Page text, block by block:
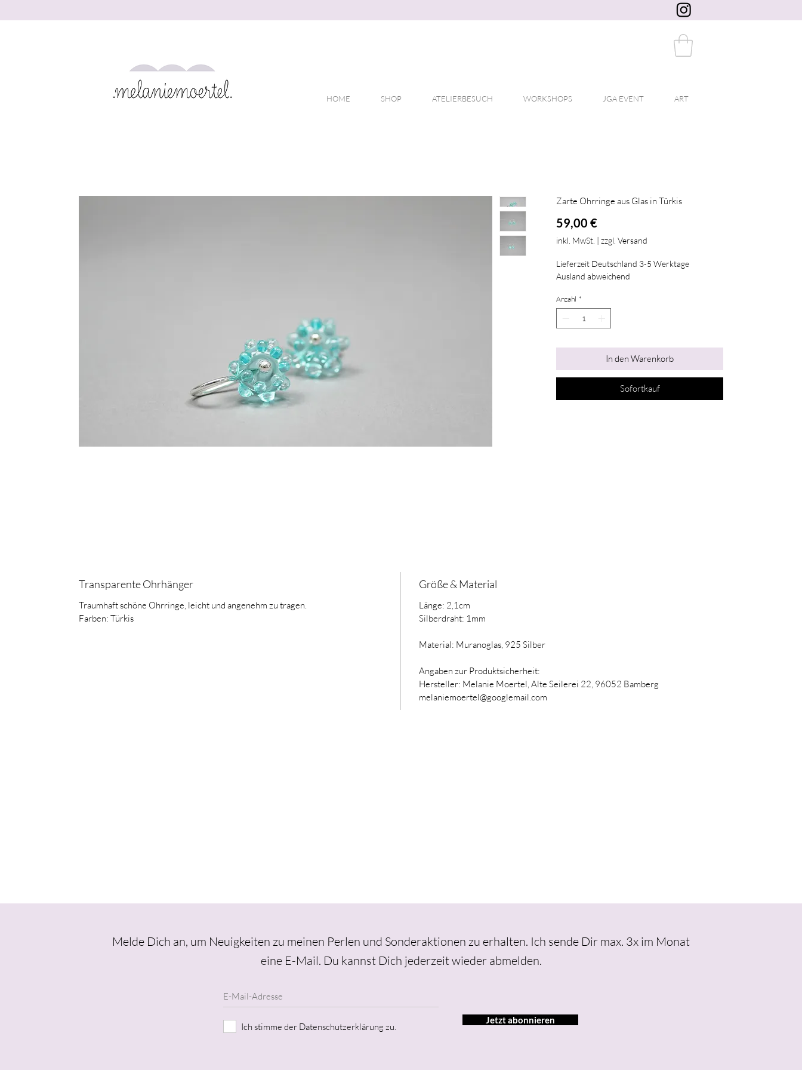
HOME SHOP ATELIERBESUCH WORKSHOPS JGA EVENT ART
Zarte Ohrringe aus Glas in Türkis
59,00 €Preis
inkl. MwSt. | zzgl. Versand
Lieferzeit Deutschland 3-5 Werktage
Ausland abweichend
Anzahl *
In den Warenkorb
Sofortkauf
Transparente Ohrhänger
Traumhaft schöne Ohrringe, leicht und angenehm zu tragen.
Farben: Türkis
Größe & Material
Länge: 2,1cm
Silberdraht: 1mm
Material: Muranoglas, 925 Silber
Angaben zur Produktsicherheit:
Hersteller: Melanie Moertel, Alte Seilerei 22, 96052 Bamberg
melaniemoertel@googlemail.com
Melde Dich an, um Neuigkeiten zu meinen Perlen und Sonderaktionen zu erhalten. Ich sende Dir max. 3x im Monat
eine E-Mail. Du kannst Dich jederzeit wieder abmelden.
Ich stimme der Datenschutzerklärung zu.
Jetzt abonnieren